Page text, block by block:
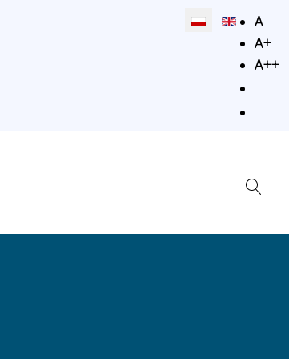
A
A+
A++
Wybierz swój